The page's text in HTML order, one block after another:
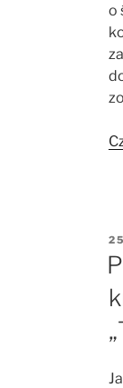
o
W